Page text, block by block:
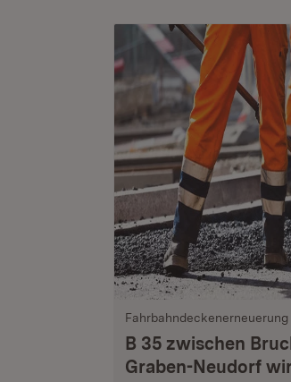
Fahrbahndeckenerneuerung
B 35 zwischen
Graben-Neudorf